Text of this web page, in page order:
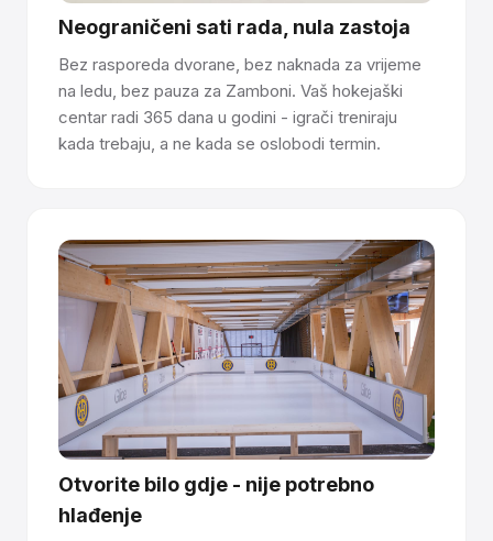
Neograničeni sati rada, nula zastoja
Bez rasporeda dvorane, bez naknada za vrijeme
na ledu, bez pauza za Zamboni. Vaš hokejaški
centar radi 365 dana u godini - igrači treniraju
kada trebaju, a ne kada se oslobodi termin.
Otvorite bilo gdje - nije potrebno
hlađenje